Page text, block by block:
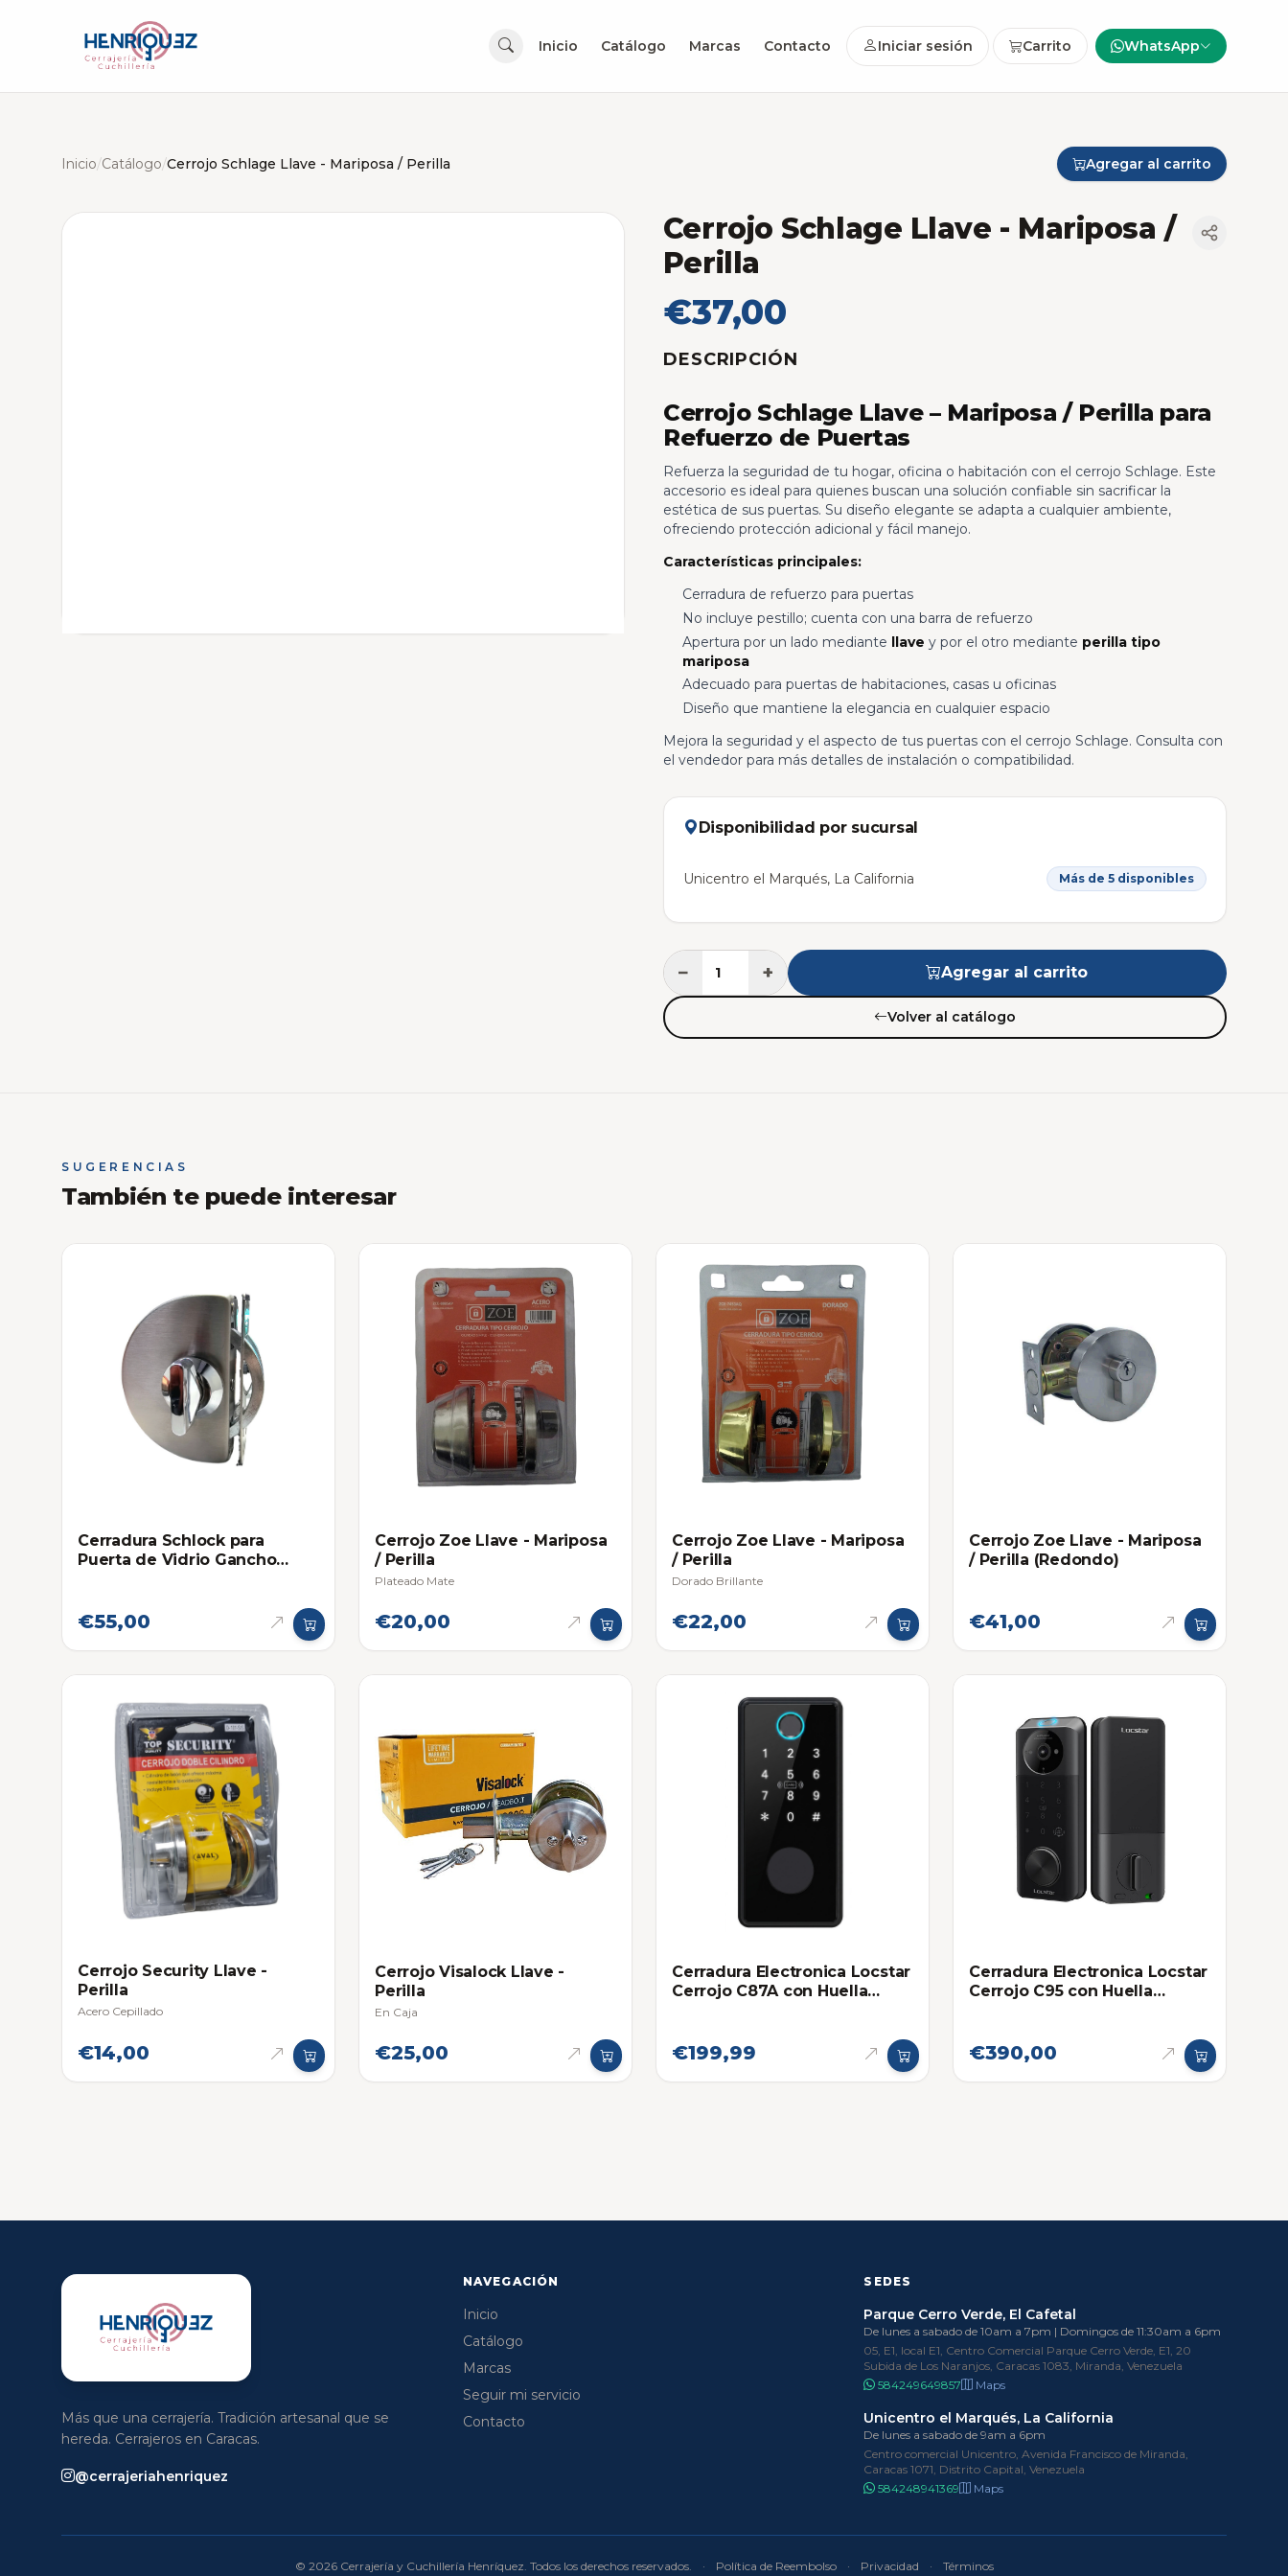
Inicio Catálogo Marcas Contacto Iniciar sesión Carrito WhatsApp
Inicio/Catálogo/Cerrojo Schlage Llave - Mariposa / Perilla Agregar al carrito
Cerrojo Schlage Llave - Mariposa /
Perilla
€37,00
DESCRIPCIÓN
Cerrojo Schlage Llave – Mariposa / Perilla para
Refuerzo de Puertas
Refuerza la seguridad de tu hogar, oficina o habitación con el cerrojo Schlage. Este
accesorio es ideal para quienes buscan una solución confiable sin sacrificar la
estética de sus puertas. Su diseño elegante se adapta a cualquier ambiente,
ofreciendo protección adicional y fácil manejo.
Características principales:
Cerradura de refuerzo para puertas
No incluye pestillo; cuenta con una barra de refuerzo
Apertura por un lado mediante llave y por el otro mediante perilla tipo
mariposa
Adecuado para puertas de habitaciones, casas u oficinas
Diseño que mantiene la elegancia en cualquier espacio
Mejora la seguridad y el aspecto de tus puertas con el cerrojo Schlage. Consulta con
el vendedor para más detalles de instalación o compatibilidad.
Disponibilidad por sucursal
Unicentro el Marqués, La California Más de 5 disponibles
− + Agregar al carrito
Volver al catálogo
SUGERENCIAS
También te puede interesar
Cerradura Schlock para
Puerta de Vidrio Gancho
€55,00
Cerrojo Zoe Llave - Mariposa
/ Perilla
Plateado Mate
€20,00
Cerrojo Zoe Llave - Mariposa
/ Perilla
Dorado Brillante
€22,00
Cerrojo Zoe Llave - Mariposa
/ Perilla (Redondo)
€41,00
Cerrojo Security Llave -
Perilla
Acero Cepillado
€14,00
Cerrojo Visalock Llave -
Perilla
En Caja
€25,00
Cerradura Electronica Locstar
Cerrojo C87A con Huella
€199,99
Cerradura Electronica Locstar
Cerrojo C95 con Huella
€390,00
Más que una cerrajería. Tradición artesanal que se
hereda. Cerrajeros en Caracas.
@cerrajeriahenriquez
NAVEGACIÓN
Inicio
Catálogo
Marcas
Seguir mi servicio
Contacto
SEDES
Parque Cerro Verde, El Cafetal
De lunes a sabado de 10am a 7pm | Domingos de 11:30am a 6pm
05, E1, local E1, Centro Comercial Parque Cerro Verde, E1, 20
Subida de Los Naranjos, Caracas 1083, Miranda, Venezuela
584249649857
Maps
Unicentro el Marqués, La California
De lunes a sabado de 9am a 6pm
Centro comercial Unicentro, Avenida Francisco de Miranda,
Caracas 1071, Distrito Capital, Venezuela
584248941369
Maps
© 2026 Cerrajería y Cuchillería Henríquez. Todos los derechos reservados. · Política de Reembolso · Privacidad · Términos